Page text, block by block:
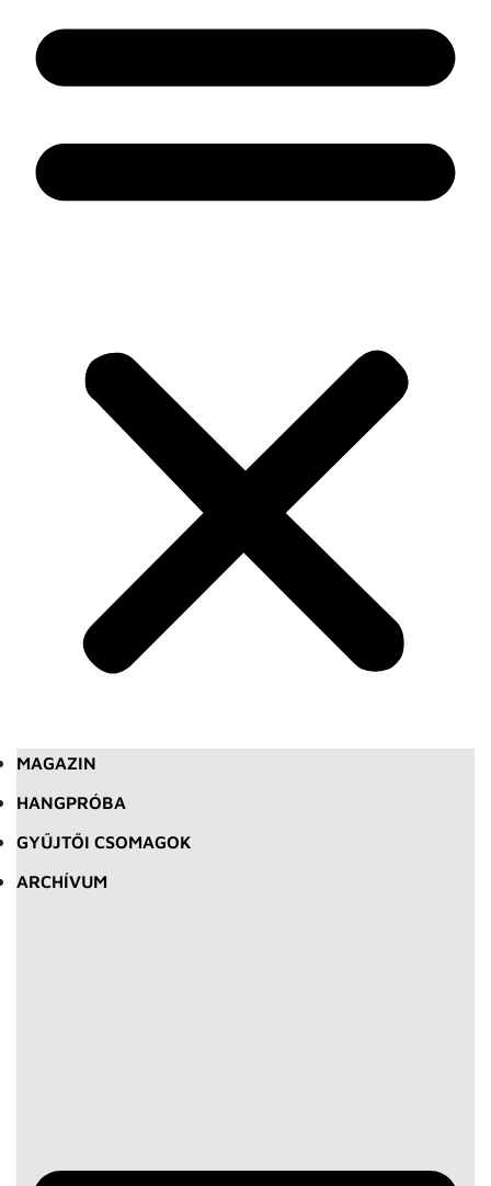
MAGAZIN
HANGPRÓBA
GYŰJTŐI CSOMAGOK
ARCHÍVUM